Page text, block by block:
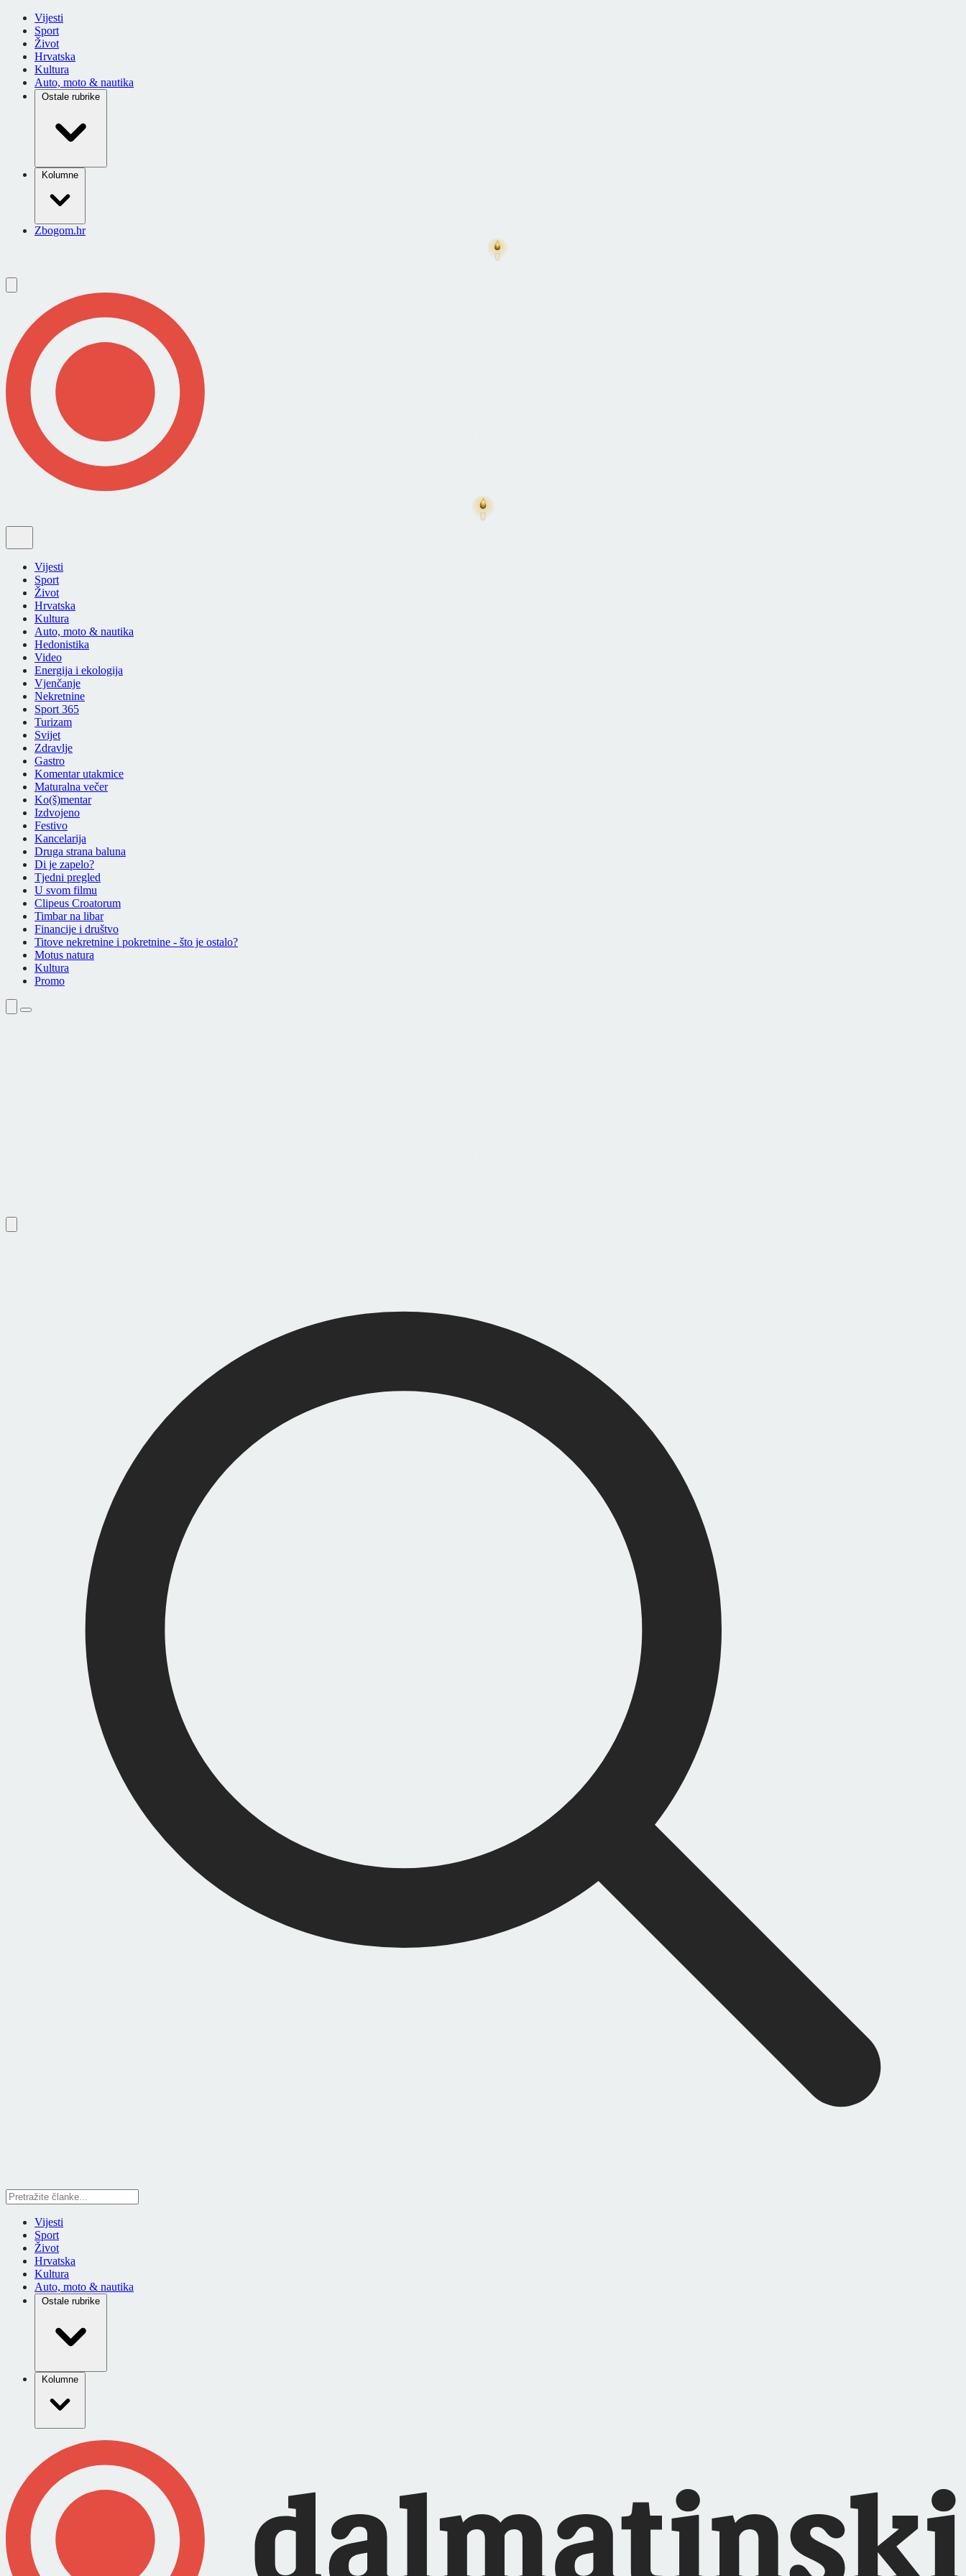
Vijesti
Sport
Život
Hrvatska
Kultura
Auto, moto & nautika
Ostale rubrike
Kolumne
Zbogom.hr
Vijesti
Sport
Život
Hrvatska
Kultura
Auto, moto & nautika
Hedonistika
Video
Energija i ekologija
Vjenčanje
Nekretnine
Sport 365
Turizam
Svijet
Zdravlje
Gastro
Komentar utakmice
Maturalna večer
Ko(š)mentar
Izdvojeno
Festivo
Kancelarija
Druga strana baluna
Di je zapelo?
Tjedni pregled
U svom filmu
Clipeus Croatorum
Timbar na libar
Financije i društvo
Titove nekretnine i pokretnine - što je ostalo?
Motus natura
Kultura
Promo
Vijesti
Sport
Život
Hrvatska
Kultura
Auto, moto & nautika
Ostale rubrike
Kolumne